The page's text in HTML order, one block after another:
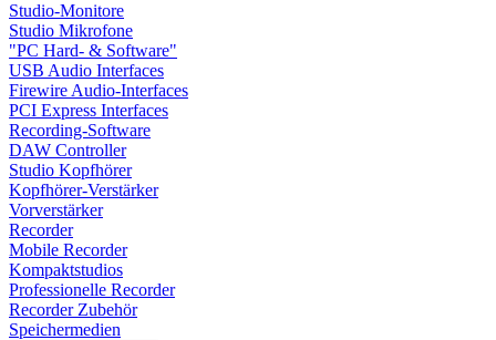
Studio-Monitore
Studio Mikrofone
"PC Hard- & Software"
USB Audio Interfaces
Firewire Audio-Interfaces
PCI Express Interfaces
Recording-Software
DAW Controller
Studio Kopfhörer
Kopfhörer-Verstärker
Vorverstärker
Recorder
Mobile Recorder
Kompaktstudios
Professionelle Recorder
Recorder Zubehör
Speichermedien